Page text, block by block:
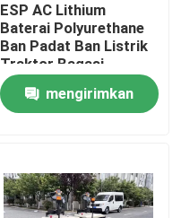
ESP AC Lithium
Baterai Polyurethane
Ban Padat Ban Listrik
Traktor Bagasi
mengirimkan